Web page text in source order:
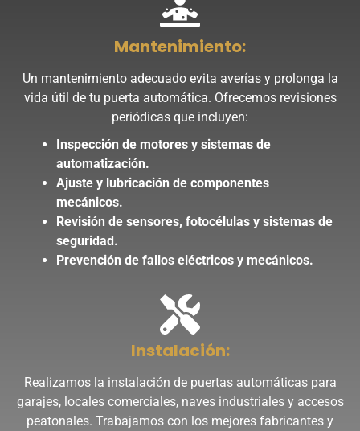
Mantenimiento:
Un mantenimiento adecuado evita averías y prolonga la
vida útil de tu puerta automática. Ofrecemos revisiones
periódicas que incluyen:
Inspección de motores y sistemas de
automatización.
Ajuste y lubricación de componentes
mecánicos.
Revisión de sensores, fotocélulas y sistemas de
seguridad.
Prevención de fallos eléctricos y mecánicos.
Instalación:
Realizamos la instalación de puertas automáticas para
garajes, locales comerciales, naves industriales y accesos
peatonales. Trabajamos con los mejores fabricantes y